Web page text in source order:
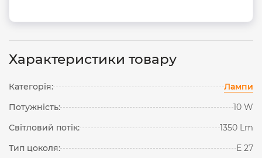
Характеристики товару
Категорія:
Лампи
Потужність:
10 W
Світловий потік:
1350 Lm
Тип цоколя:
Е 27